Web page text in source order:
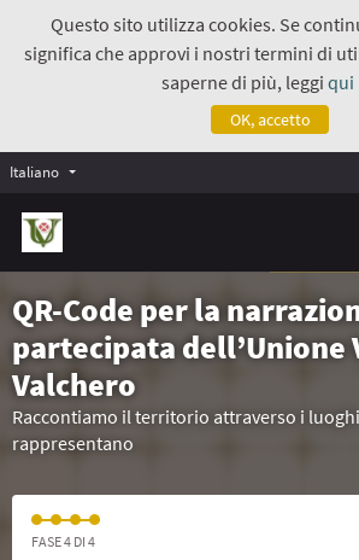
Questo sito utilizza cookies. Se
significa che approvi i nostri termini di
saperne di più, leggiqui
OK, accetto
Italiano
QR-Code per la
partecipata dell’Unione
Valchero
Raccontiamo il territorio attraverso i
rappresentano
FASE 4 DI 4